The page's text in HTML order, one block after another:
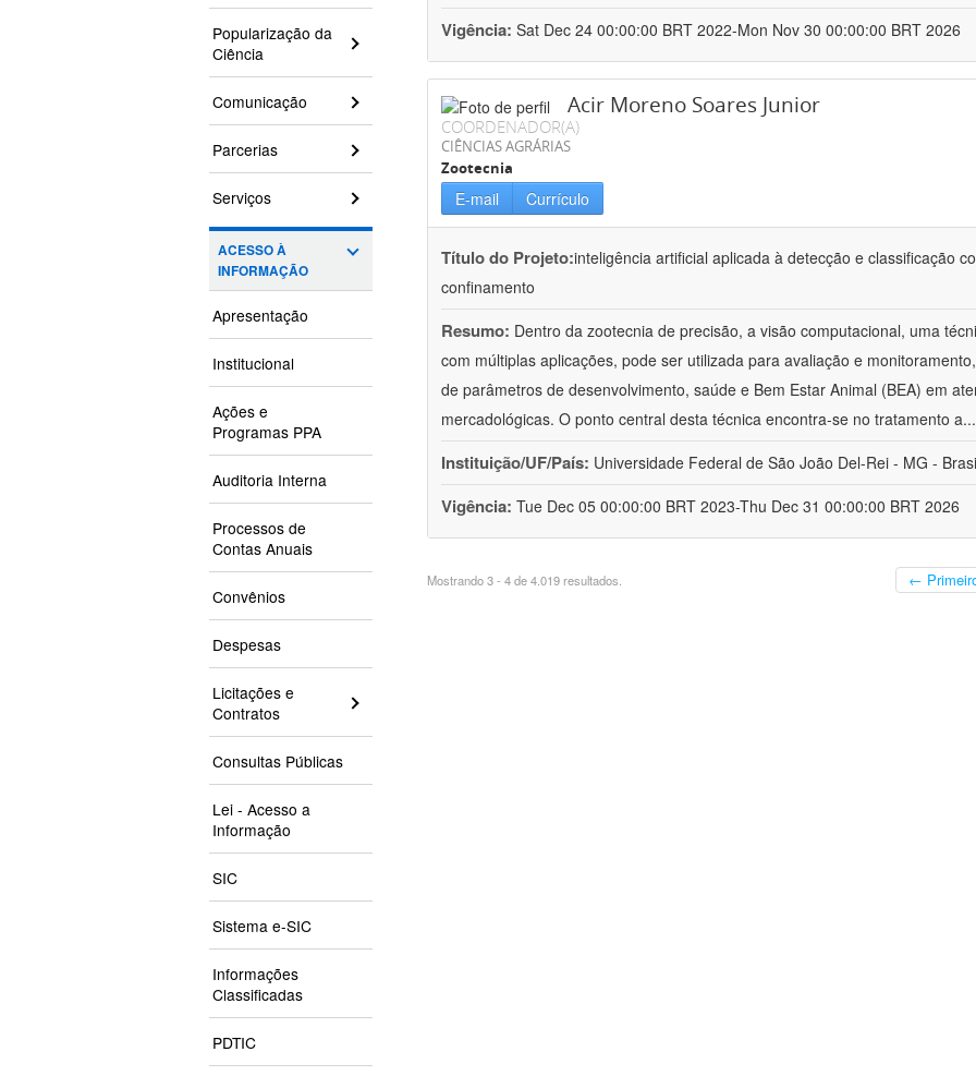
Popularização da
Ciência
Comunicação
Parcerias
Serviços
ACESSO À
INFORMAÇÃO
Apresentação
Institucional
Ações e
Programas PPA
Auditoria Interna
Processos de
Contas Anuais
Convênios
Despesas
Licitações e
Contratos
Consultas Públicas
Lei - Acesso a
Informação
SIC
Sistema e-SIC
Informações
Classificadas
PDTIC
Vigência: Sat Dec 24 00:00:00 BRT 2022-Mon Nov 30 00:00:00 BRT 2026
Acir Moreno Soares Junior
COORDENADOR(A)
CIÊNCIAS AGRÁRIAS
Zootecnia
E-mail Currículo
Título do Projeto:inteligência artificial aplicada à detecção e classificação
confinamento
Resumo: Dentro da zootecnia de precisão, a visão computacional, uma
com múltiplas aplicações, pode ser utilizada para avaliação e
de parâmetros de desenvolvimento, saúde e Bem Estar Animal (BEA) em
mercadológicas. O ponto central desta técnica encontra-se no tratamento a...
Instituição/UF/País: Universidade Federal de São João Del-Rei - MG -
Vigência: Tue Dec 05 00:00:00 BRT 2023-Thu Dec 31 00:00:00 BRT 2026
Mostrando 3 - 4 de 4.019 resultados. ←